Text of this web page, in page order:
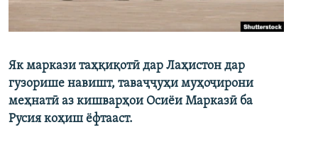
Як маркази таҳқиқотӣ дар Лаҳистон дар
гузорише навишт, таваҷҷуҳи муҳоҷирони
меҳнатӣ аз кишварҳои Осиёи Марказӣ ба
Русия коҳиш ёфтааст.